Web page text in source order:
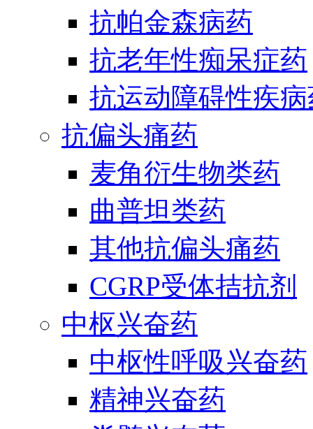
抗帕金森病药
抗老年性痴呆症药
抗运动障碍性疾
抗偏头痛药
麦角衍生物类药
曲普坦类药
其他抗偏头痛药
CGRP受体拮抗剂
中枢兴奋药
中枢性呼吸兴奋药
精神兴奋药